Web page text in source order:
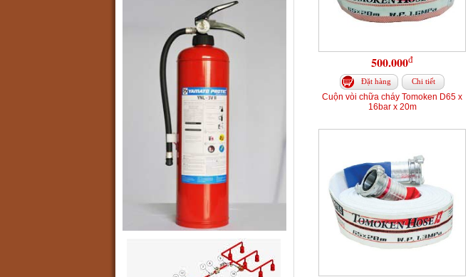
500.000đ
Đặt hàng Chi tiết
Cuộn vòi chữa cháy Tomoken D65 x
16bar x 20m